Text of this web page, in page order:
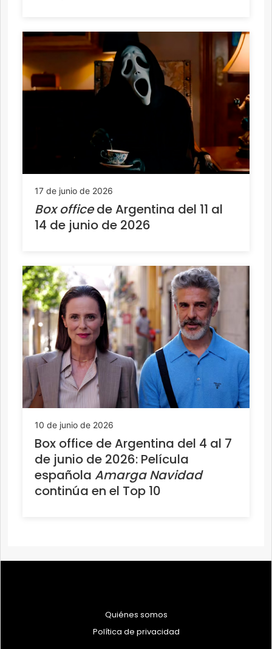
17 de junio de 2026
Box officede Argentina del 11 al
14 de junio de 2026
10 de junio de 2026
Box office de Argentina del 4 al 7
de junio de 2026: Película
española Amarga Navidad
continúa en el Top 10
Quiénes somos
Política de privacidad